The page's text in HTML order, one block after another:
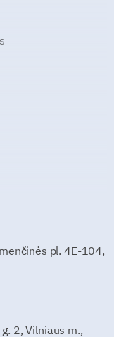
pl. 4E-104,
2, Vilniaus m.,